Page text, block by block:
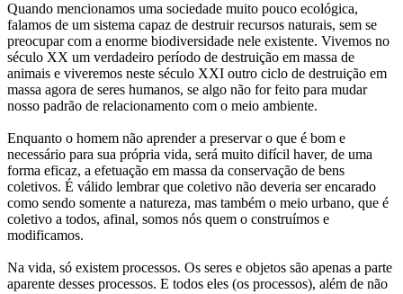
Quando mencionamos uma sociedade muito pouco ecológica,
falamos de um sistema capaz de destruir recursos naturais, sem se
preocupar com a enorme biodiversidade nele existente. Vivemos no
século XX um verdadeiro período de destruição em massa de
animais e viveremos neste século XXI outro ciclo de destruição em
massa agora de seres humanos, se algo não for feito para mudar
nosso padrão de relacionamento com o meio ambiente.
Enquanto o homem não aprender a preservar o que é bom e
necessário para sua própria vida, será muito difícil haver, de uma
forma eficaz, a efetuação em massa da conservação de bens
coletivos. É válido lembrar que coletivo não deveria ser encarado
como sendo somente a natureza, mas também o meio urbano, que é
coletivo a todos, afinal, somos nós quem o construímos e
modificamos.
Na vida, só existem processos. Os seres e objetos são apenas a parte
aparente desses processos. E todos eles (os processos), além de não